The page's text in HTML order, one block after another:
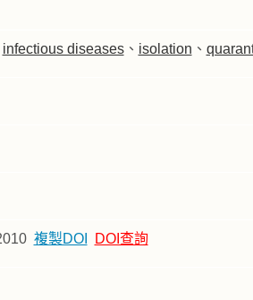
infectious diseases、 isolation 、
複製DOI DOI查詢